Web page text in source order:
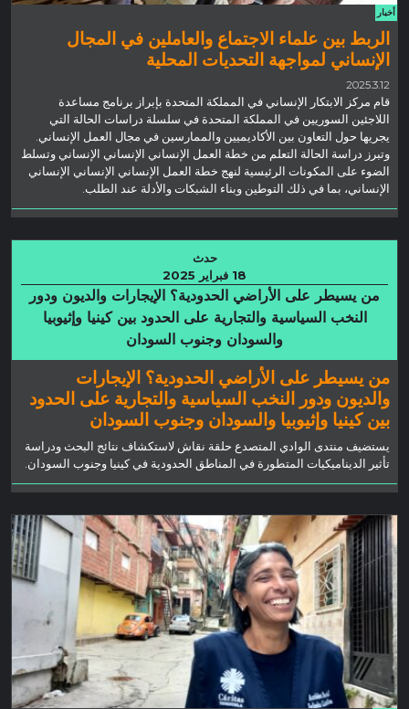
أخبار
الربط بين علماء الاجتماع والعاملين في المجال
الإنساني لمواجهة التحديات المحلية
2025.3.12
قام مركز الابتكار الإنساني في المملكة المتحدة بإبراز برنامج مساعدة
اللاجئين السوريين في المملكة المتحدة في سلسلة دراسات الحالة التي
يجريها حول التعاون بين الأكاديميين والممارسين في مجال العمل الإنساني.
وتبرز دراسة الحالة التعلم من خطة العمل الإنساني الإنساني الإنساني وتسلط
الضوء على المكونات الرئيسية لنهج خطة العمل الإنساني الإنساني الإنساني
الإنساني، بما في ذلك التوطين وبناء الشبكات والأدلة عند الطلب.
حدث
18 فبراير 2025
من يسيطر على الأراضي الحدودية؟ الإيجارات والديون ودور
النخب السياسية والتجارية على الحدود بين كينيا وإثيوبيا
والسودان وجنوب السودان
من يسيطر على الأراضي الحدودية؟ الإيجارات
والديون ودور النخب السياسية والتجارية على الحدود
بين كينيا وإثيوبيا والسودان وجنوب السودان
يستضيف منتدى الوادي المتصدع حلقة نقاش لاستكشاف نتائج البحث ودراسة
تأثير الديناميكيات المتطورة في المناطق الحدودية في كينيا وجنوب السودان.